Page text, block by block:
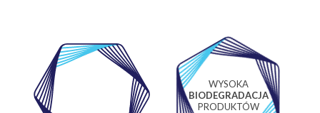
WYSOKA
BIODEGRADACJA
PRODUKTÓW